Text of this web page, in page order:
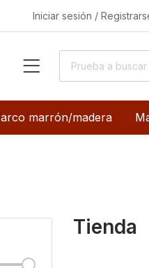
Iniciar sesión /
marrón/madera
Tienda